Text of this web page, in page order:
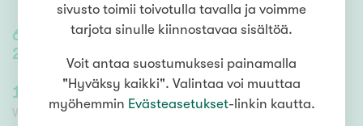
60,5 /60,5 m²
2h, k, kph, lasitettu parveke
159 000,00 €
Velaton hinta
142 762,70 €
Myyntihinta
sivusto toimii toivotulla tavalla ja voimme
tarjota sinulle kiinnostavaa sisältöä.
Voit antaa suostumuksesi painamalla
"Hyväksy kaikki". Valintaa voi muuttaa
myöhemmin Evästeasetukset-linkin kautta.